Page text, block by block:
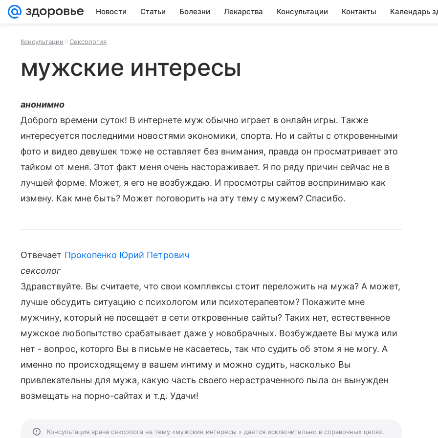
Новости Статьи Болезни Лекарства Консультации Контакты Календарь
Консультации Сексология
мужские интересы
анонимно
Доброго времени суток! В интернете муж обычно играет в онлайн игры. Также
интересуется последними новостями экономики, спорта. Но и сайты с откровенными
фото и видео девушек тоже не оставляет без внимания, правда он просматривает это
тайком от меня. Этот факт меня очень настораживает. Я по ряду причин сейчас не в
лучшей форме. Может, я его не возбуждаю. И просмотры сайтов воспринимаю как
измену. Как мне быть? Может поговорить на эту тему с мужем? Спасибо.
Отвечает Прокопенко Юрий Петрович
сексолог
Здравствуйте. Вы считаете, что свои комплексы стоит переложить на мужа? А может,
лучше обсудить ситуацию с психологом или психотерапевтом? Покажите мне
мужчину, который не посещает в сети откровенные сайты? Таких нет, естественное
мужское любопытство срабатывает даже у новобрачных. Возбуждаете Вы мужа или
нет - вопрос, которго Вы в письме не касаетесь, так что судить об этом я не могу. А
именно по происходящему в вашем интиму и можно судить, насколько Вы
привлекательны для мужа, какую часть своего нерастраченного пыла он вынужден
возмещать на порно-сайтах и т.д. Удачи!
Консультация врача сексолога на тему «мужские интересы » дается исключительно в справочных целях.